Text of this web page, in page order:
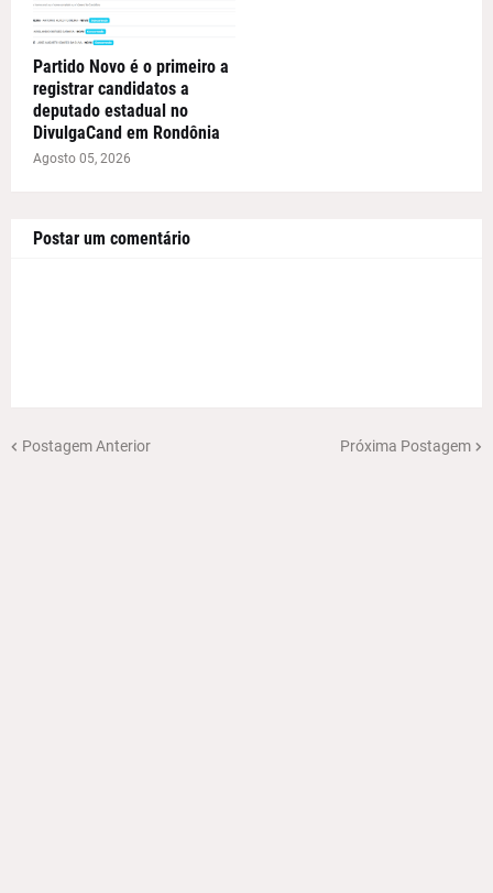
Partido Novo é o primeiro a
registrar candidatos a
deputado estadual no
DivulgaCand em Rondônia
Agosto 05, 2026
Postar um comentário
Postagem Anterior Próxima Postagem